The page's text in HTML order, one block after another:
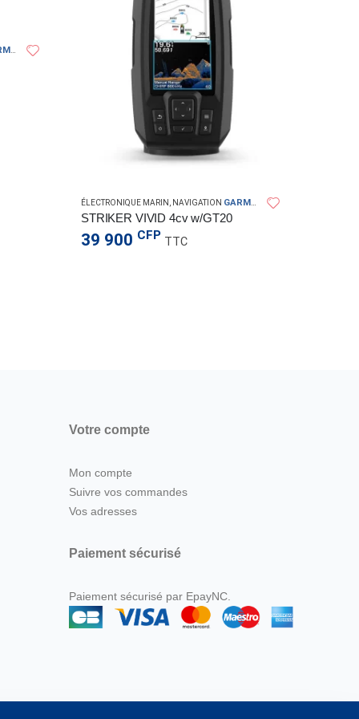
ÉLECTRONIQUE MARIN NAVIGATION GARMIN
STRIKER VIVID 4cv w/GT20
39 900 CFP TTC
Votre compte
Mon compte
Suivre vos commandes
Vos adresses
Paiement sécurisé
Paiement sécurisé par EpayNC.